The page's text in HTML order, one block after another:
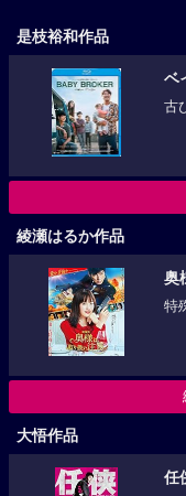
是枝裕和作品
ベ
古
綾瀬はるか作品
奥
特
大悟作品
任